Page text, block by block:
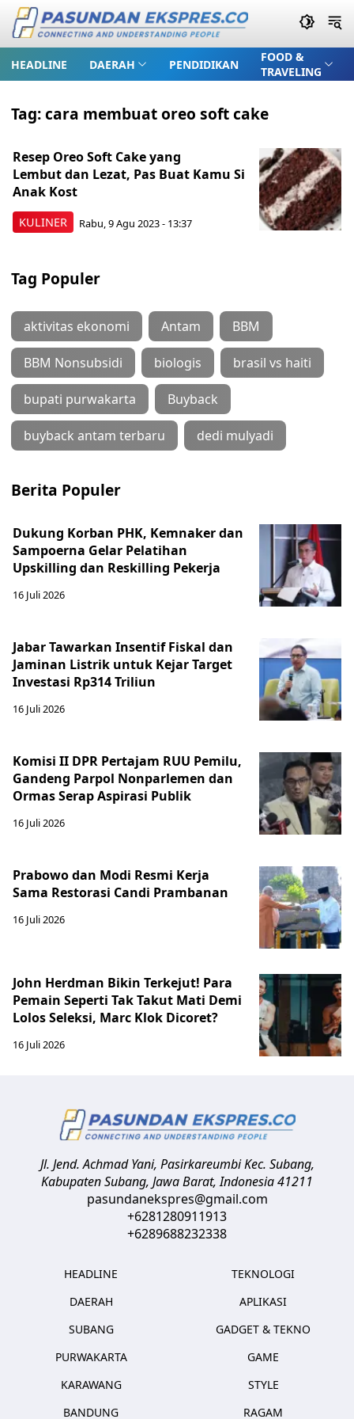
HEADLINE DAERAH PENDIDIKAN
FOOD &
TRAVELING
Tag:cara membuat oreo soft cake
KULINER
Resep Oreo Soft Cake yang
Lembut dan Lezat, Pas Buat Kamu Si
Anak Kost
Rabu, 9 Agu 2023 - 13:37
Tag Populer
aktivitas ekonomi Antam BBM
BBM Nonsubsidi biologis brasil vs haiti
bupati purwakarta Buyback
buyback antam terbaru dedi mulyadi
Berita Populer
Dukung Korban PHK, Kemnaker dan
Sampoerna Gelar Pelatihan
Upskilling dan Reskilling Pekerja
16 Juli 2026
Jabar Tawarkan Insentif Fiskal dan
Jaminan Listrik untuk Kejar Target
Investasi Rp314 Triliun
16 Juli 2026
Komisi II DPR Pertajam RUU Pemilu,
Gandeng Parpol Nonparlemen dan
Ormas Serap Aspirasi Publik
16 Juli 2026
Prabowo dan Modi Resmi Kerja
Sama Restorasi Candi Prambanan
16 Juli 2026
John Herdman Bikin Terkejut! Para
Pemain Seperti Tak Takut Mati Demi
Lolos Seleksi, Marc Klok Dicoret?
16 Juli 2026
Jl. Jend. Achmad Yani, Pasirkareumbi Kec. Subang,
Kabupaten Subang, Jawa Barat,Indonesia41211
pasundanekspres@gmail.com
+6281280911913
+6289688232338
HEADLINE
DAERAH
SUBANG
PURWAKARTA
KARAWANG
BANDUNG
TEKNOLOGI
APLIKASI
GADGET & TEKNO
GAME
STYLE
RAGAM